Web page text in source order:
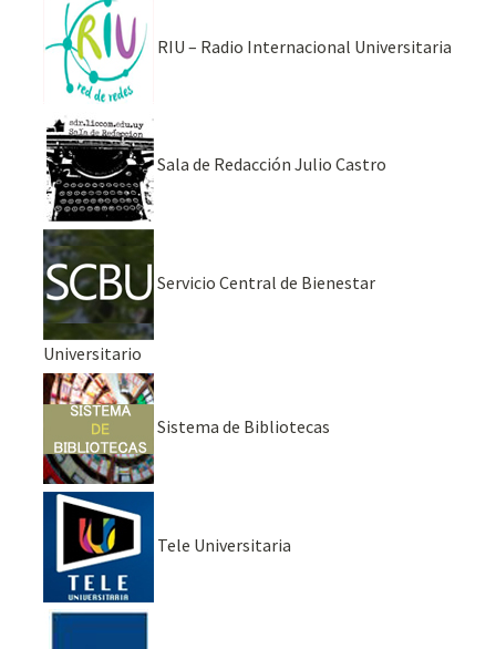
RIU – Radio Internacional Universitaria
Sala de Redacción Julio Castro
Servicio Central de Bienestar
Universitario
Sistema de Bibliotecas
Tele Universitaria